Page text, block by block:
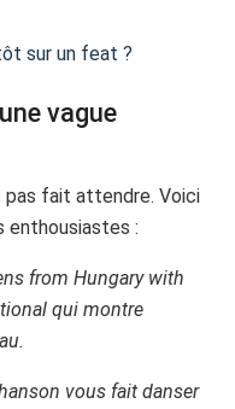
sur un feat ?
vague
pas fait attendre. Voici
enthousiastes :
from Hungary with
qui montre
vous fait danser